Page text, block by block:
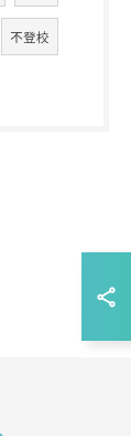
不登校